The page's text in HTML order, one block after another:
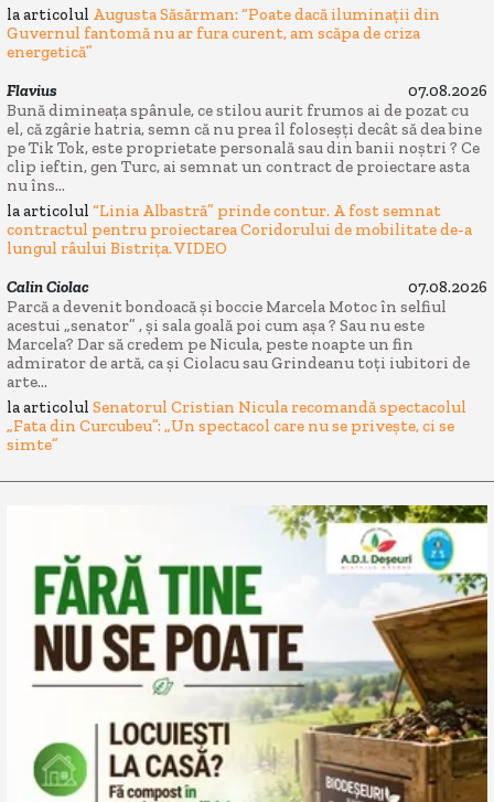
la articolul Augusta Săsărman: “Poate dacă iluminații din
Guvernul fantomă nu ar fura curent, am scăpa de criza
energetică”
Flavius
07.08.2026
Bună dimineața spânule, ce stilou aurit frumos ai de pozat cu
el, că zgârie hatria, semn că nu prea îl foloseșți decât să dea bine
pe Tik Tok, este proprietate personală sau din banii noștri ? Ce
clip ieftin, gen Turc, ai semnat un contract de proiectare asta
nu îns...
la articolul “Linia Albastră” prinde contur. A fost semnat
contractul pentru proiectarea Coridorului de mobilitate de-a
lungul râului Bistrița. VIDEO
Calin Ciolac
07.08.2026
Parcă a devenit bondoacă și boccie Marcela Motoc în selfiul
acestui „senator” , și sala goală poi cum așa ? Sau nu este
Marcela? Dar să credem pe Nicula, peste noapte un fin
admirator de artă, ca și Ciolacu sau Grindeanu toți iubitori de
arte...
la articolul Senatorul Cristian Nicula recomandă spectacolul
„Fata din Curcubeu”: „Un spectacol care nu se privește, ci se
simte”